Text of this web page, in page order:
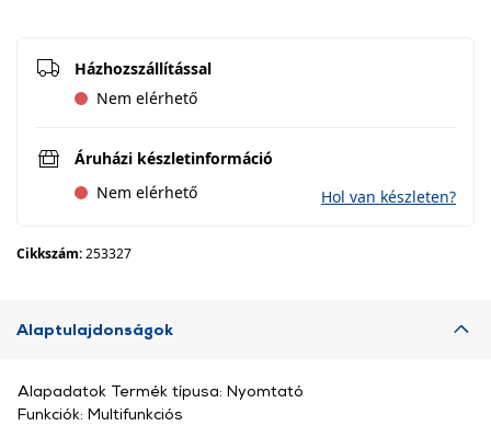
Házhozszállítással
Nem elérhető
Áruházi készletinformáció
Nem elérhető
Hol van készleten?
Cikkszám:253327
Alaptulajdonságok
Alapadatok Termék típusa: Nyomtató
Funkciók: Multifunkciós